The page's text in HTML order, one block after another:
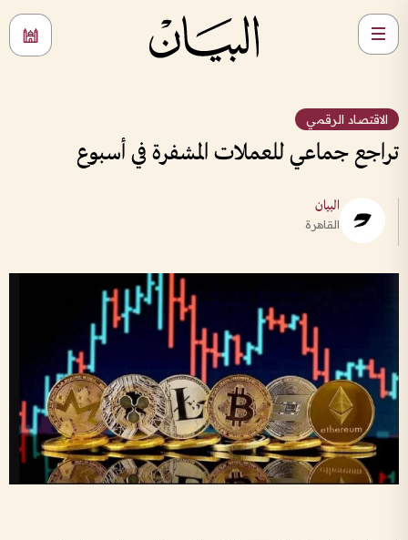
الاقتصاد الرقمي
تراجع جماعي للعملات المشفرة في أسبوع
البيان
القاهرة